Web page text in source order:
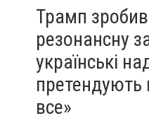
Трамп зробив
резонансну
українські
все»